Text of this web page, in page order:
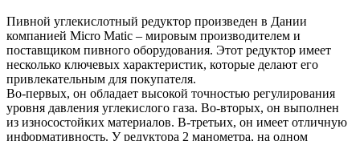
Пивной углекислотный редуктор произведен в Дании
компанией Micro Matic – мировым производителем и
поставщиком пивного оборудования. Этот редуктор имеет
несколько ключевых характеристик, которые делают его
привлекательным для покупателя.
Во-первых, он обладает высокой точностью регулирования
уровня давления углекислого газа. Во-вторых, он выполнен
из износостойких материалов. В-третьих, он имеет отличную
информативность. У редуктора 2 манометра, на одном